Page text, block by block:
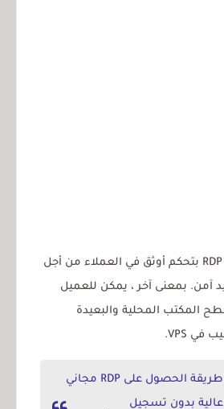
من ناحية أخرى ، يتمتع RDP بتحكم أوثق في العملاء من أجل
بمعنى آخر ، يمكن للعميل
المكتب المحلية والبعيدة
طريقة الحصول على RDP مجاني
بدون تسجيل